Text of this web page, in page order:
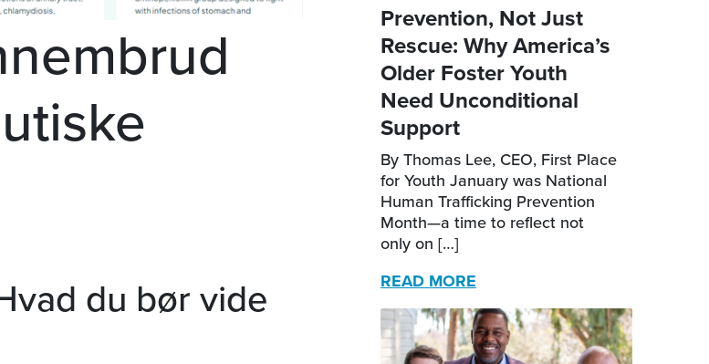
du bør vide
Prevention, Not Just
Rescue: Why America’s
Older Foster Youth
Need Unconditional
Support
By Thomas Lee, CEO, First Place
for Youth January was National
Human Trafficking Prevention
Month—a time to reflect not
only on […]
READ MORE